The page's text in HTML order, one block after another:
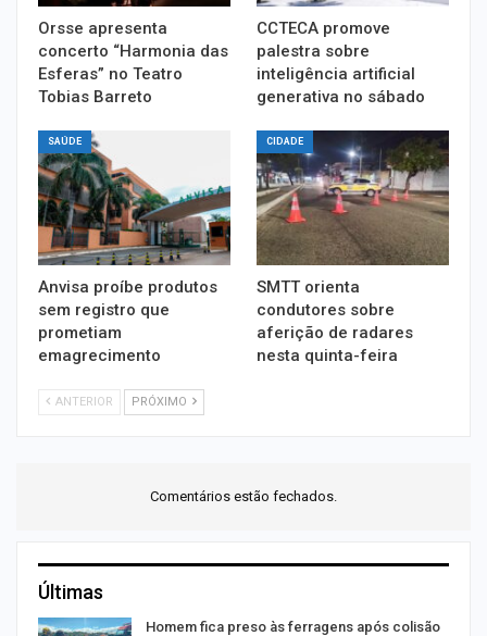
Orsse apresenta
concerto “Harmonia das
Esferas” no Teatro
Tobias Barreto
CCTECA promove
palestra sobre
inteligência artificial
generativa no sábado
SAÚDE
Anvisa proíbe produtos
sem registro que
prometiam
emagrecimento
CIDADE
SMTT orienta
condutores sobre
aferição de radares
nesta quinta-feira
ANTERIOR PRÓXIMO
Comentários estão fechados.
Últimas
Homem fica preso às ferragens após colisão